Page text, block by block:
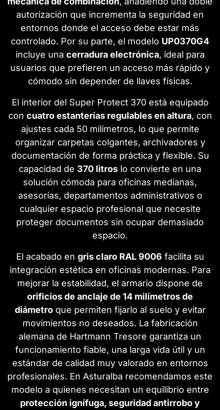
autorización que incrementa la seguridad en
entornos donde el acceso debe estar más
controlado. Por su parte, el modelo UP0370G4
incluye una cerradura electrónica, ideal para
usuarios que prefieren un acceso más rápido y
cómodo sin depender de llaves físicas.
El interior del Super Protect 370 está equipado
con cuatro estanterías regulables en altura, con
ajustes cada 50 milímetros, lo que permite
organizar carpetas colgantes, archivadores y
documentación de forma práctica y flexible. Su
capacidad de 370 litros lo convierte en una
solución cómoda para oficinas medianas,
asesorías, departamentos administrativos o
cualquier espacio profesional que necesite
proteger documentos sin ocupar demasiado
espacio.
El acabado en gris claro RAL 9006 facilita su
integración estética en oficinas modernas. Para
mejorar la estabilidad, el armario dispone de
orificios de anclaje de 14 milímetros de
diámetroque permiten fijarlo al suelo y evitar
movimientos no deseados. La fabricación
alemana de Hartmann Tresore garantiza un
funcionamiento fiable, una larga vida útil y un
estándar de calidad muy valorado en entornos
profesionales. En Asturalba recomendamos este
modelo a quienes necesitan un equilibrio entre
protección ignífuga, seguridad antirrobo y